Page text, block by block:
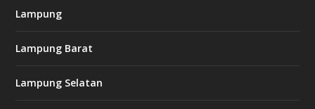
Lampung
Lampung Barat
Lampung Selatan